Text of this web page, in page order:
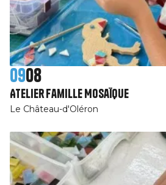
0908
Atelier Famille Mosaïque
Le Château-d'Oléron